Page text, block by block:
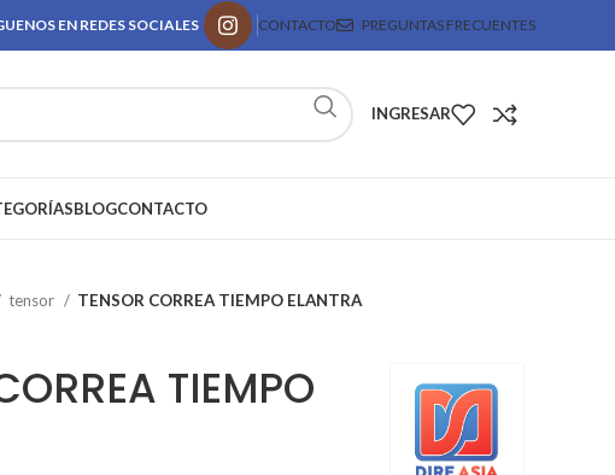
EN REDES SOCIALES CONTACTO PREGUNTAS FRECUENTES
INGRESAR
BLOGCONTACTO
tensor TENSOR CORREA TIEMPO ELANTRA
TIEMPO